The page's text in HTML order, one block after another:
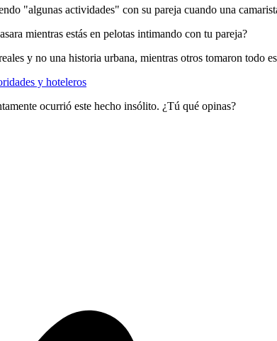
"algunas actividades" con su pareja cuando una
mientras estás en pelotas intimando con tu pareja?
y no una historia urbana, mientras otros tomaron todo
y hoteleros
ocurrió este hecho insólito. ¿Tú qué opinas?